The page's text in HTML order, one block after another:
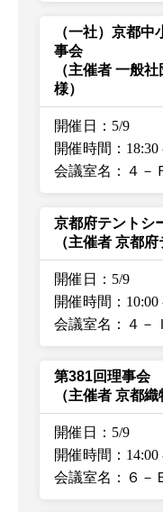
（一社）京都
事会
（主催者 一般
様）
開催日：5/9
開催時間：18:30
会議室名：４－
京都府テントシ
（主催者 京都
開催日：5/9
開催時間：10:00
会議室名：４－Ｉ
第381回理事会
（主催者 京都
開催日：5/9
開催時間：14:00
会議室名：６－